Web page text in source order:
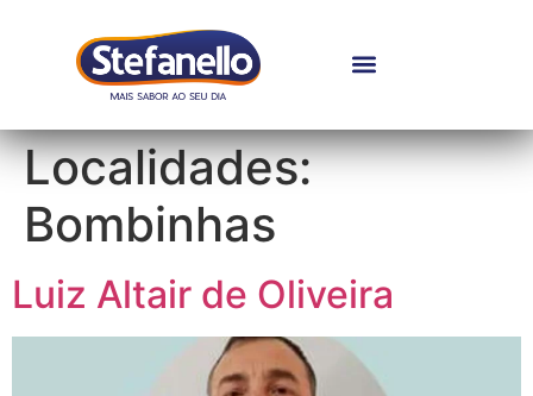
Localidades:
Bombinhas
Luiz Altair de Oliveira